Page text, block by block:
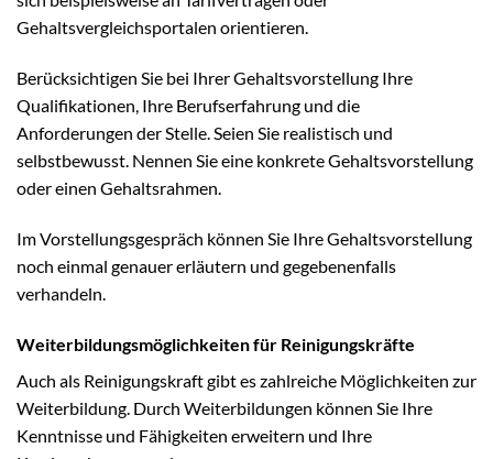
Gehaltsvergleichsportalen orientieren.
Berücksichtigen Sie bei Ihrer Gehaltsvorstellung Ihre
Qualifikationen, Ihre Berufserfahrung und die
Anforderungen der Stelle. Seien Sie realistisch und
selbstbewusst. Nennen Sie eine konkrete Gehaltsvorstellung
oder einen Gehaltsrahmen.
Im Vorstellungsgespräch können Sie Ihre Gehaltsvorstellung
noch einmal genauer erläutern und gegebenenfalls
verhandeln.
Weiterbildungsmöglichkeiten für Reinigungskräfte
Auch als Reinigungskraft gibt es zahlreiche Möglichkeiten zur
Weiterbildung. Durch Weiterbildungen können Sie Ihre
Kenntnisse und Fähigkeiten erweitern und Ihre